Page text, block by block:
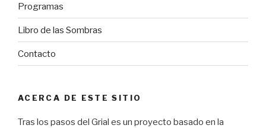
Programas
Libro de las Sombras
Contacto
ACERCA DE ESTE SITIO
Tras los pasos del Grial es un proyecto basado en la